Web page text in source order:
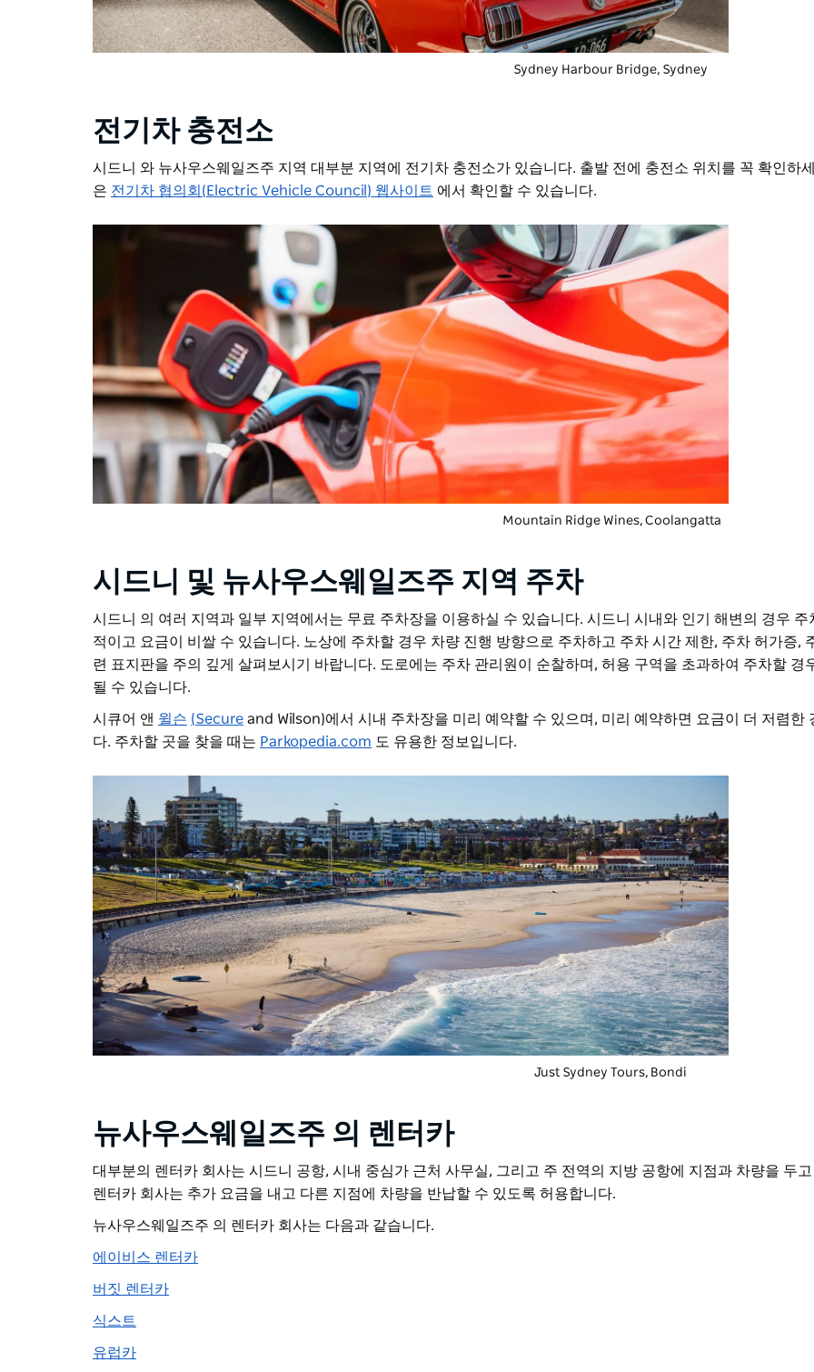
Sydney Harbour Bridge, Sydney
전기차 충전소
시드니 와 뉴사우스웨일즈주 지역 대부분 지역에 전기차 충전소가 있습니다. 출발 전에 충전소 위치를 꼭 확인하
은 전기차 협의회(Electric Vehicle Council) 웹사이트 에서 확인할 수 있습니다.
Mountain Ridge Wines, Coolangatta
시드니 및 뉴사우스웨일즈주 지역 주차
시드니 의 여러 지역과 일부 지역에서는 무료 주차장을 이용하실 수 있습니다. 시드니 시내와 인기 해변의 경우 주
적이고 요금이 비쌀 수 있습니다. 노상에 주차할 경우 차량 진행 방향으로 주차하고 주차 시간 제한, 주차 허가증,
련 표지판을 주의 깊게 살펴보시기 바랍니다. 도로에는 주차 관리원이 순찰하며, 허용 구역을 초과하여 주차할 경
될 수 있습니다.
시큐어 앤 윌슨 (Secure and Wilson)에서 시내 주차장을 미리 예약할 수 있으며, 미리 예약하면 요금이 더 저렴한
다. 주차할 곳을 찾을 때는 Parkopedia.com 도 유용한 정보입니다.
Just Sydney Tours, Bondi
뉴사우스웨일즈주 의 렌터카
대부분의 렌터카 회사는 시드니 공항, 시내 중심가 근처 사무실, 그리고 주 전역의 지방 공항에 지점과 차량을 두
렌터카 회사는 추가 요금을 내고 다른 지점에 차량을 반납할 수 있도록 허용합니다.
뉴사우스웨일즈주 의 렌터카 회사는 다음과 같습니다.
에이비스 렌터카
버짓 렌터카
식스트
유럽카